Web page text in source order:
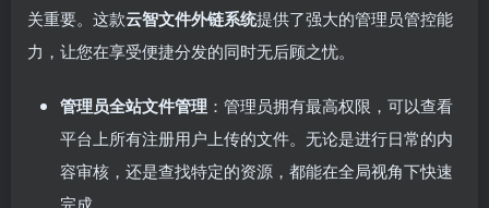
关重要。这款云智文件外链系统提供了强大的管理员管控能
力，让您在享受便捷分发的同时无后顾之忧。
管理员全站文件管理 ：管理员拥有最高权限，可以查看
平台上所有注册用户上传的文件。无论是进行日常的内
容审核，还是查找特定的资源，都能在全局视角下快速
完成。